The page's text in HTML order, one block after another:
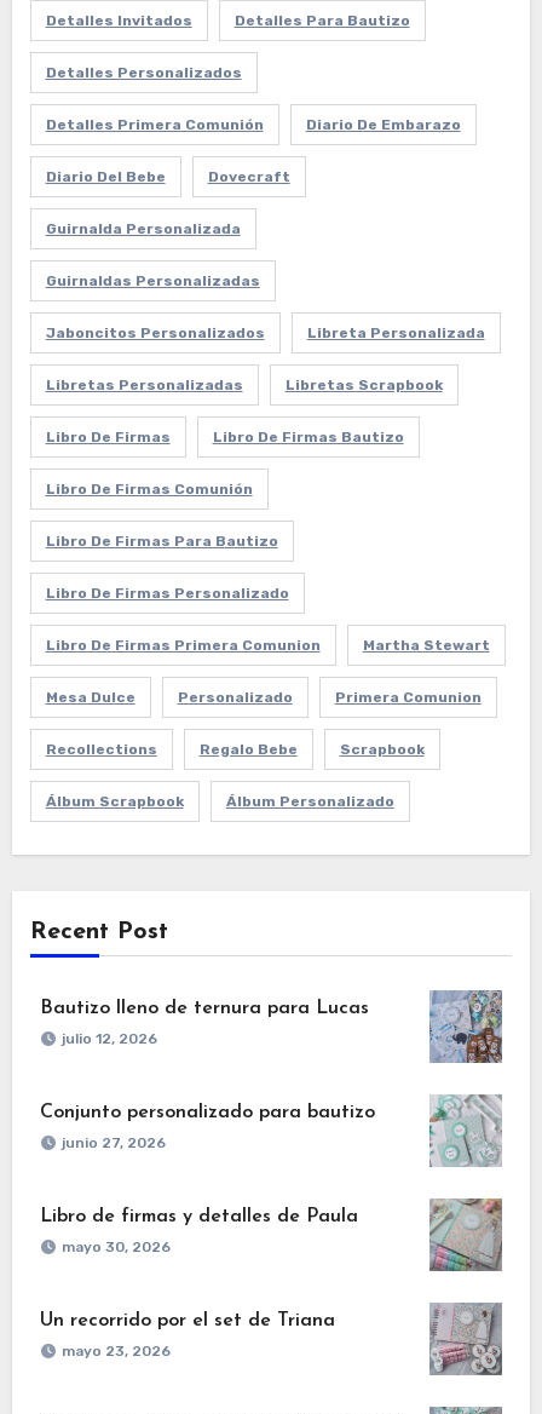
Detalles Invitados Detalles Para Bautizo
Detalles Personalizados
Detalles Primera Comunión Diario De Embarazo
Diario Del Bebe Dovecraft
Guirnalda Personalizada
Guirnaldas Personalizadas
Jaboncitos Personalizados Libreta Personalizada
Libretas Personalizadas Libretas Scrapbook
Libro De Firmas Libro De Firmas Bautizo
Libro De Firmas Comunión
Libro De Firmas Para Bautizo
Libro De Firmas Personalizado
Libro De Firmas Primera Comunion Martha Stewart
Mesa Dulce Personalizado Primera Comunion
Recollections Regalo Bebe Scrapbook
Álbum Scrapbook Álbum Personalizado
Recent Post
Bautizo lleno de ternura para Lucas
julio 12, 2026
Conjunto personalizado para bautizo
junio 27, 2026
Libro de firmas y detalles de Paula
mayo 30, 2026
Un recorrido por el set de Triana
mayo 23, 2026